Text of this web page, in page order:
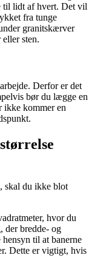
til lidt af hvert. Det vil
fra tunge
granitskærver
sten.
Derfor er det
bør du lægge en
ikke kommer en
skal du ikke blot
hvor du
der bredde- og
til at banerne
Dette er vigtigt, hvis